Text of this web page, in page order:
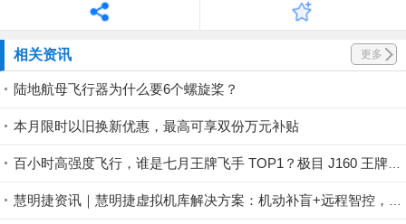
相关资讯 更多
陆地航母飞行器为什么要6个螺旋桨？
本月限时以旧换新优惠，最高可享双份万元补贴